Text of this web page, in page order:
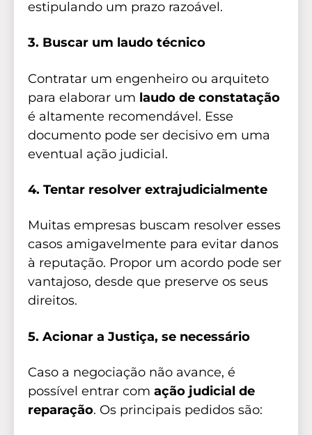
estipulando um prazo razoável.
3. Buscar um laudo técnico
Contratar um engenheiro ou arquiteto
para elaborar um laudo de constatação
é altamente recomendável. Esse
documento pode ser decisivo em uma
eventual ação judicial.
4. Tentar resolver extrajudicialmente
Muitas empresas buscam resolver esses
casos amigavelmente para evitar danos
à reputação. Propor um acordo pode ser
vantajoso, desde que preserve os seus
direitos.
5. Acionar a Justiça, se necessário
Caso a negociação não avance, é
possível entrar com ação judicial de
reparação. Os principais pedidos são: